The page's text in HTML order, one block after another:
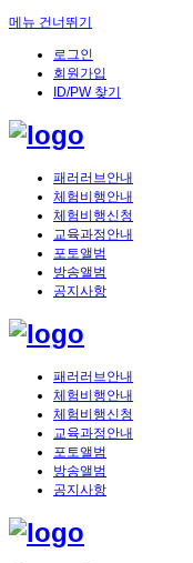
메뉴 건너뛰기
로그인
회원가입
ID/PW 찾기
패러러브안내
체험비행안내
체험비행신청
교육과정안내
포토앨범
방송앨범
공지사항
패러러브안내
체험비행안내
체험비행신청
교육과정안내
포토앨범
방송앨범
공지사항